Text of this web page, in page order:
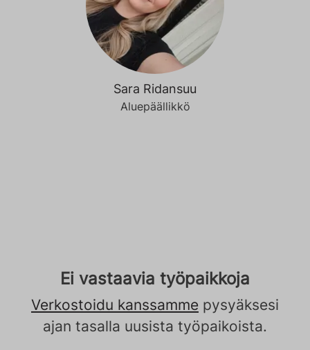
Sara Ridansuu
Aluepäällikkö
Ei vastaavia työpaikkoja
Verkostoidu kanssamme pysyäksesi
ajan tasalla uusista työpaikoista.